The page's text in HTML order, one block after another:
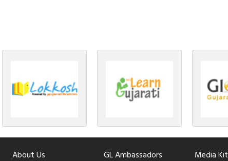
About Us
GL Ambassadors
Media Kit